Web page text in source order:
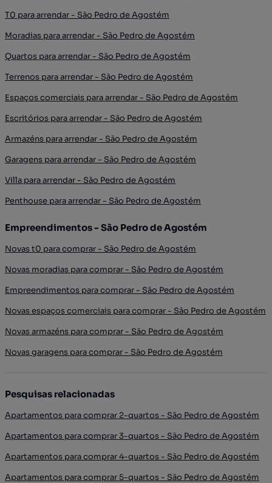
T0 para arrendar - São Pedro de Agostém
Moradias para arrendar - São Pedro de Agostém
Quartos para arrendar - São Pedro de Agostém
Terrenos para arrendar - São Pedro de Agostém
Espaços comerciais para arrendar - São Pedro de Agostém
Escritórios para arrendar - São Pedro de Agostém
Armazéns para arrendar - São Pedro de Agostém
Garagens para arrendar - São Pedro de Agostém
Villa para arrendar - São Pedro de Agostém
Penthouse para arrendar - São Pedro de Agostém
Empreendimentos - São Pedro de Agostém
Novas t0 para comprar - São Pedro de Agostém
Novas moradias para comprar - São Pedro de Agostém
Empreendimentos para comprar - São Pedro de Agostém
Novas espaços comerciais para comprar - São Pedro de Agostém
Novas armazéns para comprar - São Pedro de Agostém
Novas garagens para comprar - São Pedro de Agostém
Pesquisas relacionadas
Apartamentos para comprar 2-quartos - São Pedro de Agostém
Apartamentos para comprar 3-quartos - São Pedro de Agostém
Apartamentos para comprar 4-quartos - São Pedro de Agostém
Apartamentos para comprar 5-quartos - São Pedro de Agostém